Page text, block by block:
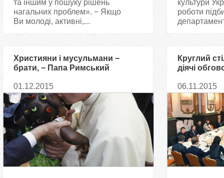
та іншим у пошуку рішень
нагальних проблем». − Якщо
Ви молоді, активні,...
культури
роботи
Християни і мусульмани −
брати, − Папа Римський
01.12.2015
Круглий
діячі
діалогу
06.11.2015